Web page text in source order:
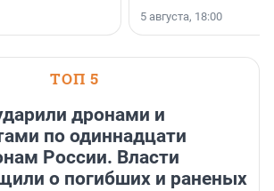
5 августа, 18:00
ТОП 5
дронами и
по одиннадцати
России. Власти
о погибших и раненых